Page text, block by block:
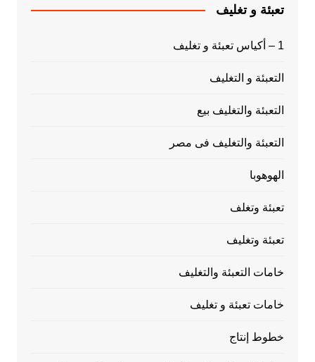
تعبئة و تغليف
1 – أكياس تعبئة و تغليف
التعبئة و التغليف
التعبئة والتغليف بيع
التعبئة والتغليف فى مصر
الهوهوبا
تعبئة وتغلف
تعبئة وتغليف
خامات التعبئة والتغليف
خامات تعبئة و تغليف
خطوط إنتاج